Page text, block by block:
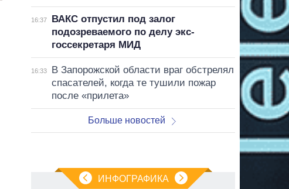
16:37
ВАКС отпустил под залог
подозреваемого по делу экс-
госсекретаря МИД
16:33
В Запорожской области враг обстрелял
спасателей, когда те тушили пожар
после «прилета»
Больше новостей
ИНФОГРАФИКА